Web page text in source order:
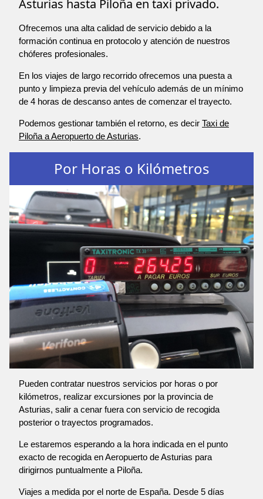
Asturias hasta Piloña en taxi privado.
Ofrecemos una alta calidad de servicio debido a la
formación continua en protocolo y atención de nuestros
chóferes profesionales.
En los viajes de largo recorrido ofrecemos una puesta a
punto y limpieza previa del vehículo además de un mínimo
de 4 horas de descanso antes de comenzar el trayecto.
Podemos gestionar también el retorno, es decir Taxi de
Piloña a Aeropuerto de Asturias.
Por Horas o Kilómetros
Pueden contratar nuestros servicios por horas o por
kilómetros, realizar excursiones por la provincia de
Asturias, salir a cenar fuera con servicio de recogida
posterior o trayectos programados.
Le estaremos esperando a la hora indicada en el punto
exacto de recogida en Aeropuerto de Asturias para
dirigirnos puntualmente a Piloña.
Viajes a medida por el norte de España. Desde 5 días